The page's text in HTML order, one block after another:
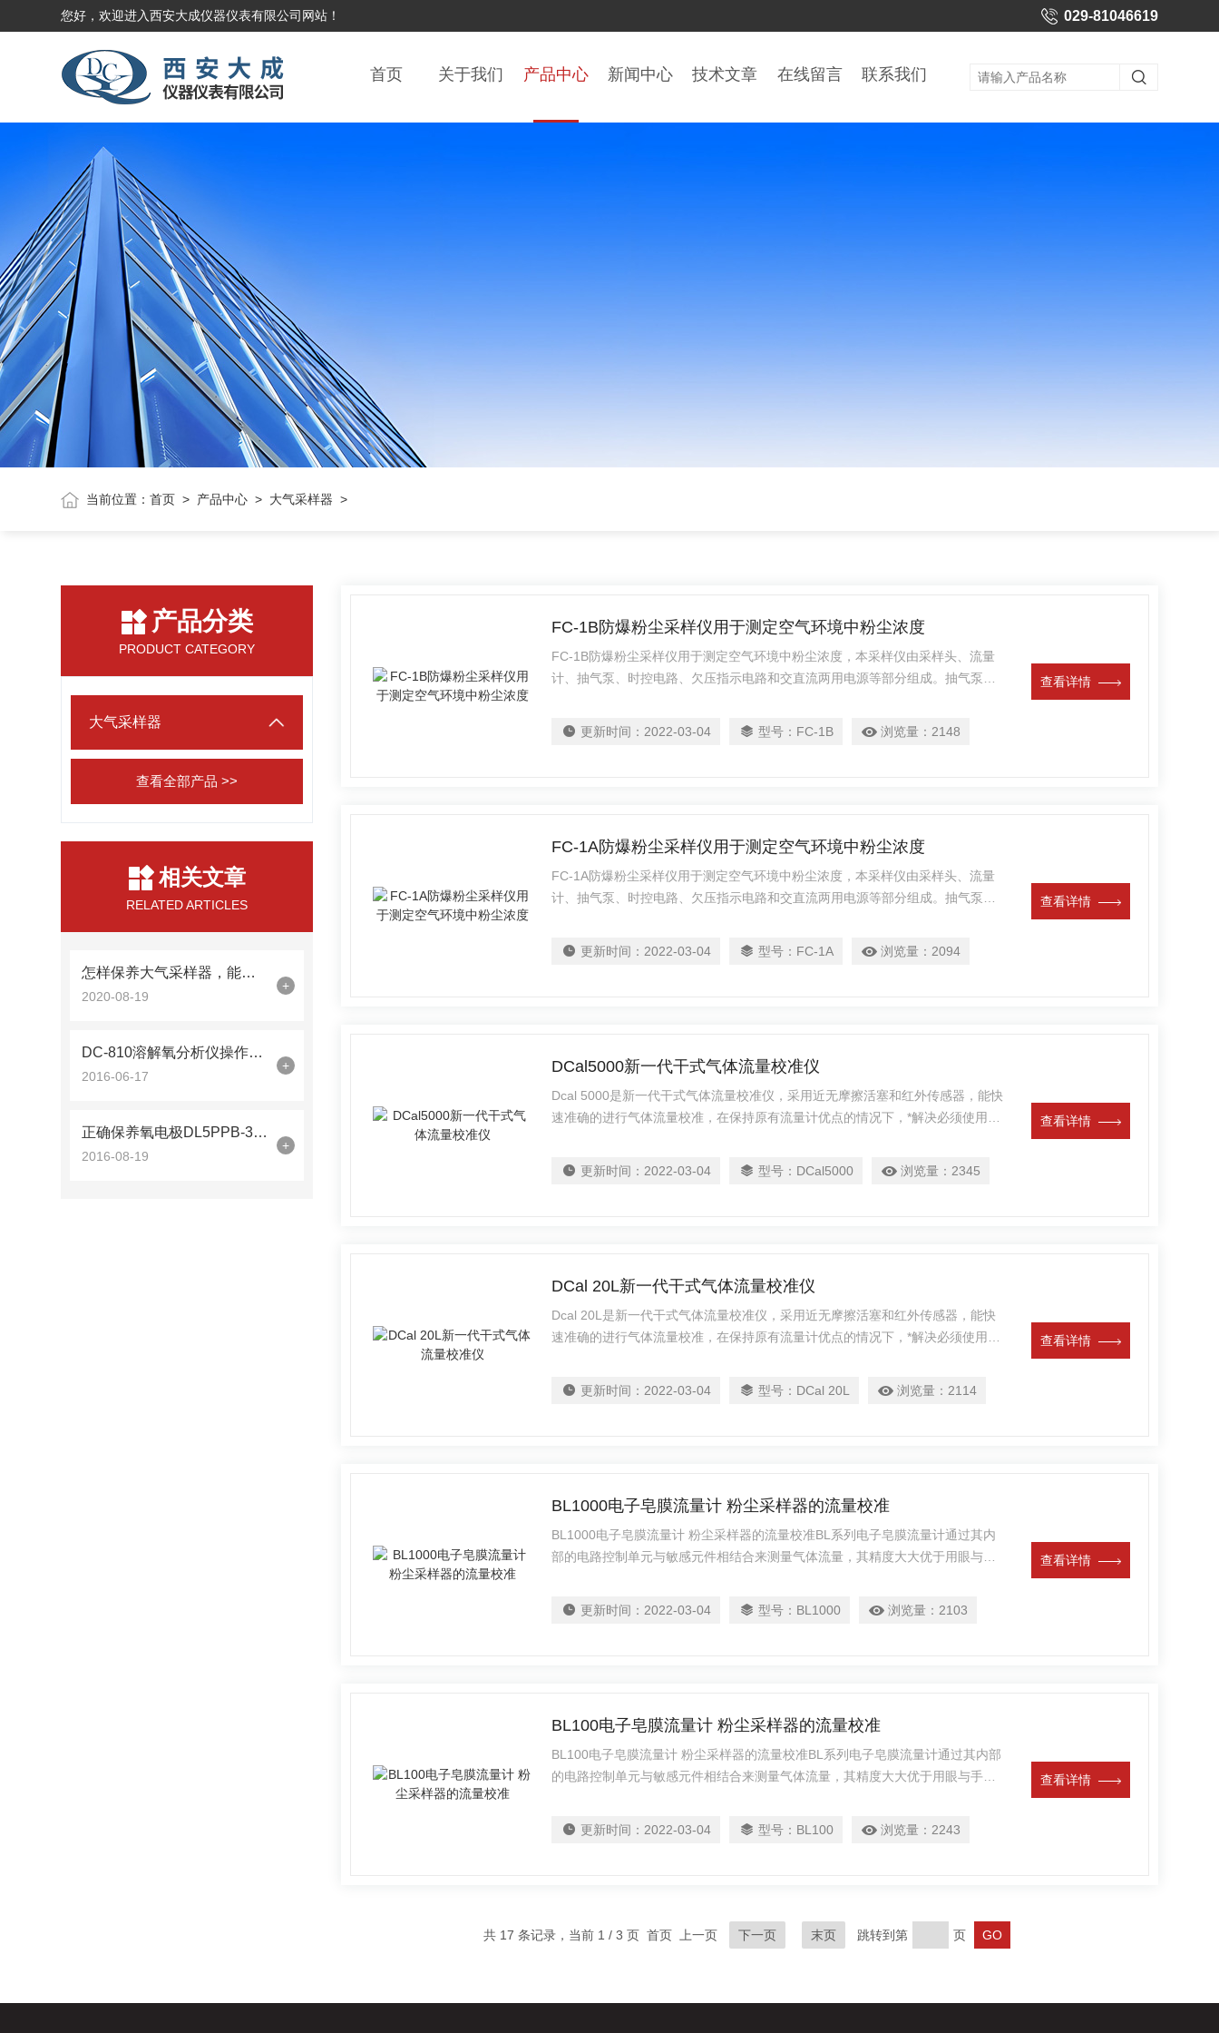
您好，欢迎进入西安大成仪器仪表有限公司网站！ 029-81046619
首页 关于我们 产品中心 新闻中心 技术文章 在线留言 联系我们
当前位置：首页 > 产品中心 > 大气采样器 >
产品分类
PRODUCT CATEGORY
大气采样器
查看全部产品 >>
相关文章
RELATED ARTICLES
怎样保养大气采样器，能更好的发挥它的特点
2020-08-19
+
DC-810溶解氧分析仪操作方法
2016-06-17
+
正确保养氧电极DL5PPB-300-0000可使功能性更好
2016-08-19
+
FC-1B防爆粉尘采样仪用于测定空气环境中粉尘浓度
FC-1B防爆粉尘采样仪用于测定空气环境中粉尘浓度，本采样仪由采样头、流量
计、抽气泵、时控电路、欠压指示电路和交直流两用电源等部分组成。抽气泵为
更新时间： 2022-03-04 型号： FC-1B 浏览量： 2148
查看详情
FC-1A防爆粉尘采样仪用于测定空气环境中粉尘浓度
FC-1A防爆粉尘采样仪用于测定空气环境中粉尘浓度，本采样仪由采样头、流量
计、抽气泵、时控电路、欠压指示电路和交直流两用电源等部分组成。抽气泵为
更新时间： 2022-03-04 型号： FC-1A 浏览量： 2094
查看详情
DCal5000新一代干式气体流量校准仪
Dcal 5000是新一代干式气体流量校准仪，采用近无摩擦活塞和红外传感器，能快
速准确的进行气体流量校准，在保持原有流量计优点的情况下，*解决必须使用皂
更新时间： 2022-03-04 型号： DCal5000 浏览量： 2345
查看详情
DCal 20L新一代干式气体流量校准仪
Dcal 20L是新一代干式气体流量校准仪，采用近无摩擦活塞和红外传感器，能快
速准确的进行气体流量校准，在保持原有流量计优点的情况下，*解决必须使用皂
更新时间： 2022-03-04 型号： DCal 20L 浏览量： 2114
查看详情
BL1000电子皂膜流量计 粉尘采样器的流量校准
BL1000电子皂膜流量计 粉尘采样器的流量校准BL系列电子皂膜流量计通过其内
部的电路控制单元与敏感元件相结合来测量气体流量，其精度大大优于用眼与手
更新时间： 2022-03-04 型号： BL1000 浏览量： 2103
查看详情
BL100电子皂膜流量计 粉尘采样器的流量校准
BL100电子皂膜流量计 粉尘采样器的流量校准BL系列电子皂膜流量计通过其内部
的电路控制单元与敏感元件相结合来测量气体流量，其精度大大优于用眼与手掐
更新时间： 2022-03-04 型号： BL100 浏览量： 2243
查看详情
共 17 条记录，当前 1 / 3 页 首页 上一页 下一页 末页 跳转到第 页